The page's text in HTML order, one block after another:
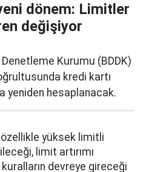
dönem: Limitler
değişiyor
Denetleme Kurumu (BDDK)
kredi kartı
yeniden hesaplanacak.
yüksek limitli
limit artırımı
devreye gireceği